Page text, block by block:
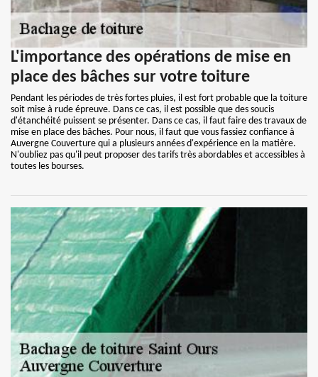
L'importance des opérations de mise en
place des bâches sur votre toiture
Pendant les périodes de très fortes pluies, il est fort probable que la toiture
soit mise à rude épreuve. Dans ce cas, il est possible que des soucis
d'étanchéité puissent se présenter. Dans ce cas, il faut faire des travaux de
mise en place des bâches. Pour nous, il faut que vous fassiez confiance à
Auvergne Couverture qui a plusieurs années d'expérience en la matière.
N'oubliez pas qu'il peut proposer des tarifs très abordables et accessibles à
toutes les bourses.